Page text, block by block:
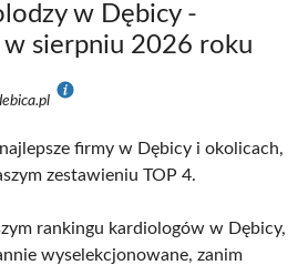
w Dębicy -
w sierpniu 2026 roku
firmy w Dębicy i okolicach,
zestawieniu TOP 4.
rankingu kardiologów w Dębicy,
wyselekcjonowane, zanim